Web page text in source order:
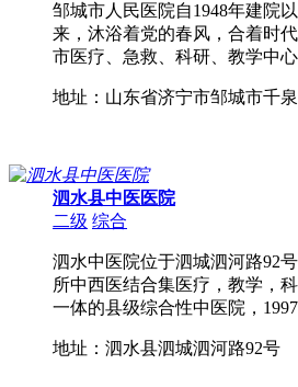
邹城市人民医院自1948年建院
来，沐浴着党的春风，合着时
市医疗、急救、科研、教学中
地址：山东省济宁市邹城市千
泗水县中医医院
二级 综合
泗水中医院位于泗城泗河路92
所中西医结合集医疗，教学，
一体的县级综合性中医院，
地址：泗水县泗城泗河路92号